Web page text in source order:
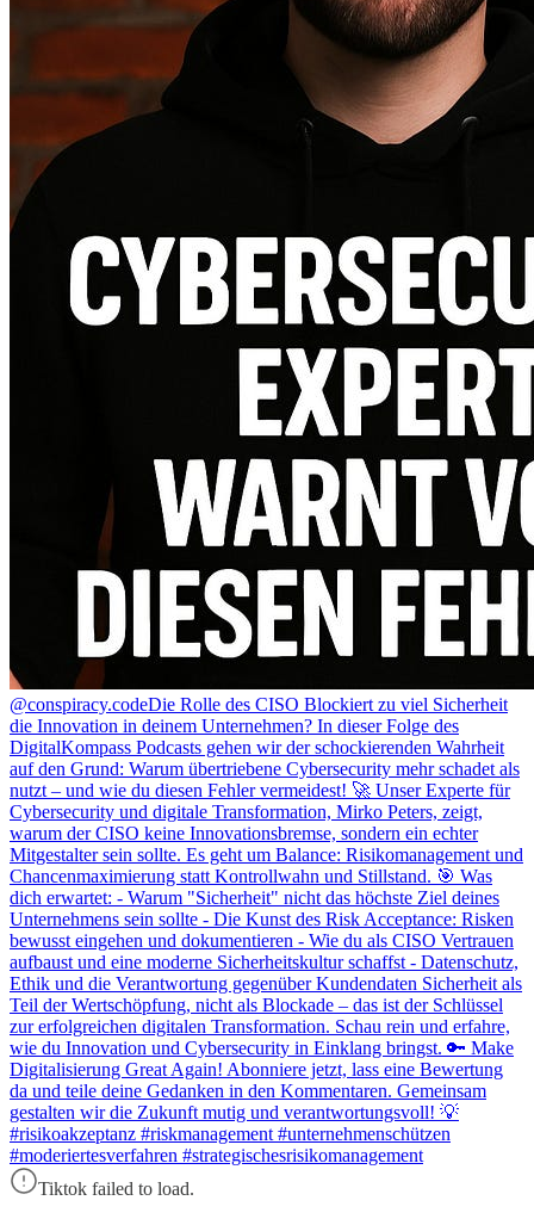
@conspiracy.codeDie Rolle des CISO Blockiert zu viel Sicherheit
die Innovation in deinem Unternehmen? In dieser Folge des
DigitalKompass Podcasts gehen wir der schockierenden Wahrheit
auf den Grund: Warum übertriebene Cybersecurity mehr schadet als
nutzt – und wie du diesen Fehler vermeidest! 🚀 Unser Experte für
Cybersecurity und digitale Transformation, Mirko Peters, zeigt,
warum der CISO keine Innovationsbremse, sondern ein echter
Mitgestalter sein sollte. Es geht um Balance: Risikomanagement und
Chancenmaximierung statt Kontrollwahn und Stillstand. 🎯 Was
dich erwartet: - Warum "Sicherheit" nicht das höchste Ziel deines
Unternehmens sein sollte - Die Kunst des Risk Acceptance: Risken
bewusst eingehen und dokumentieren - Wie du als CISO Vertrauen
aufbaust und eine moderne Sicherheitskultur schaffst - Datenschutz,
Ethik und die Verantwortung gegenüber Kundendaten Sicherheit als
Teil der Wertschöpfung, nicht als Blockade – das ist der Schlüssel
zur erfolgreichen digitalen Transformation. Schau rein und erfahre,
wie du Innovation und Cybersecurity in Einklang bringst. 🔑 Make
Digitalisierung Great Again! Abonniere jetzt, lass eine Bewertung
da und teile deine Gedanken in den Kommentaren. Gemeinsam
gestalten wir die Zukunft mutig und verantwortungsvoll! 💡
#risikoakzeptanz #riskmanagement #unternehmenschützen
#moderiertesverfahren #strategischesrisikomanagement
Tiktok failed to load.